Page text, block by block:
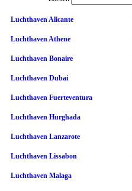
Luchthaven Alicante
Luchthaven Athene
Luchthaven Bonaire
Luchthaven Dubai
Luchthaven Fuerteventura
Luchthaven Hurghada
Luchthaven Lanzarote
Luchthaven Lissabon
Luchthaven Malaga